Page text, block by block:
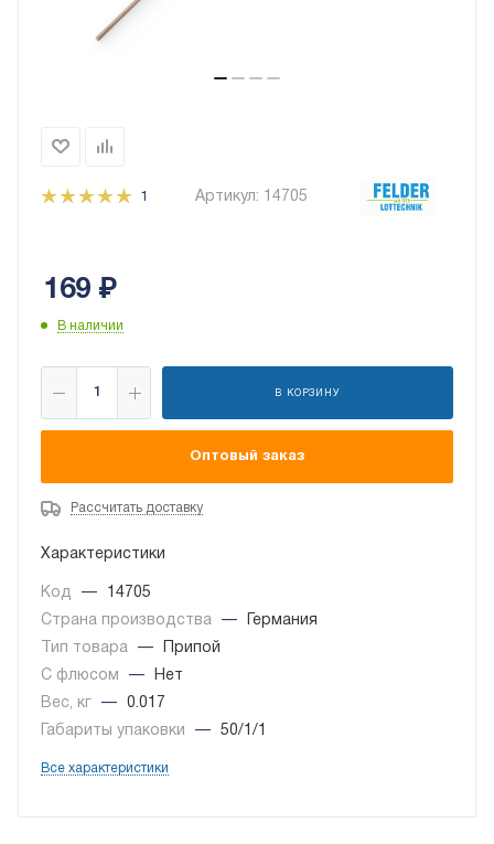
1 Артикул: 14705
169 ₽
В наличии
В КОРЗИНУ
Оптовый заказ
Рассчитать доставку
Характеристики
Код —
14705
Страна производства
—
Германия
Тип товара
—
Припой
С флюсом
—
Нет
Вес, кг
—
0.017
Габариты упаковки
— 50/1/1
Все характеристики